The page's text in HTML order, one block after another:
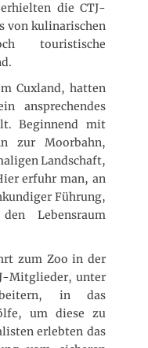
die CTJ-
von kulinarischen
touristische
Cuxland, hatten
ansprechendes
Beginnend mit
zur Moorbahn,
Landschaft,
erfuhr man, an
Führung,
Lebensraum
zum Zoo in der
Mitglieder, unter
in das
um diese zu
erlebten das